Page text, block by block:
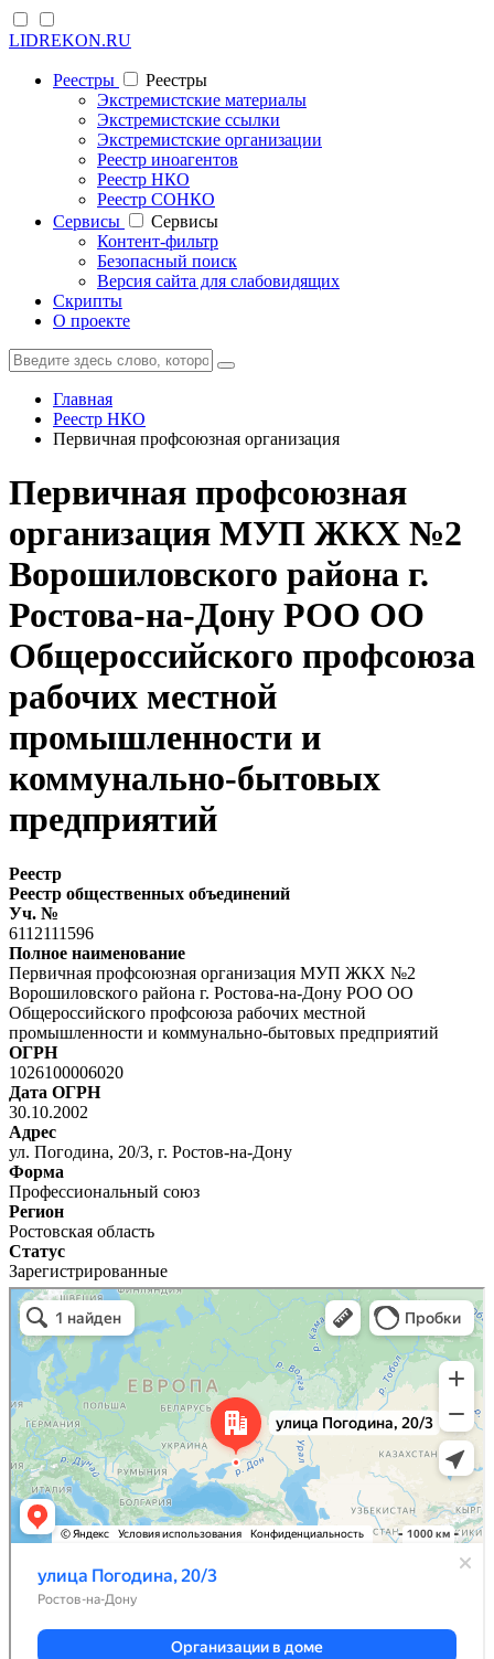
LIDREKON.RU
Реестры
Реестры
Экстремистские материалы
Экстремистские ссылки
Экстремистские организации
Реестр иноагентов
Реестр НКО
Реестр СОНКО
Cервисы
Cервисы
Контент-фильтр
Безопасный поиск
Версия сайта для слабовидящих
Скрипты
О проекте
Главная
Реестр НКО
Первичная профсоюзная организация
Первичная профсоюзная
организация МУП ЖКХ №2
Ворошиловского района г.
Ростова-на-Дону РОО ОО
Общероссийского профсоюза
рабочих местной
промышленности и
коммунально-бытовых
предприятий
Реестр
Реестр общественных объединений
Уч. №
6112111596
Полное наименование
Первичная профсоюзная организация МУП ЖКХ №2
Ворошиловского района г. Ростова-на-Дону РОО ОО
Общероссийского профсоюза рабочих местной
промышленности и коммунально-бытовых предприятий
ОГРН
1026100006020
Дата ОГРН
30.10.2002
Адрес
ул. Погодина, 20/3, г. Ростов-на-Дону
Форма
Профессиональный союз
Регион
Ростовская область
Статус
Зарегистрированные